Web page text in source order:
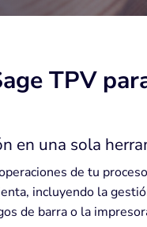
TPV
en una sola
de tu
incluyendo la
de barra o la